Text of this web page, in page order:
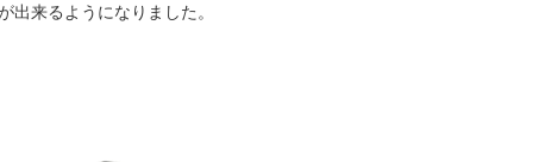
来るようになりました。